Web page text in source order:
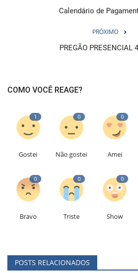
Calendário de
PRÓXIMO
PREGÃO PRESENCIAL
COMO VOCÊ REAGE?
1
Gostei
0
Não gostei
0
Amei
0
Bravo
0
Triste
0
Show
POSTS RELACIONADOS